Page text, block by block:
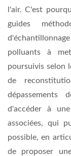
l'air. C'est
guides
polluants à
poursuivis selon
de
dépassements
d'accéder à
associées, qui
possible, en
de proposer